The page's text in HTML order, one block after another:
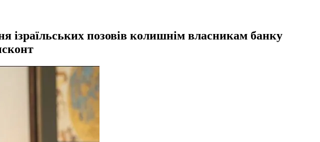
ізраїльських позовів колишнім власникам банку